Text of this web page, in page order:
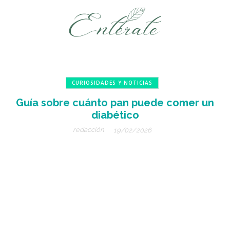
CURIOSIDADES Y NOTICIAS
Guía sobre cuánto pan puede comer un
diabético
redacción 19/02/2026